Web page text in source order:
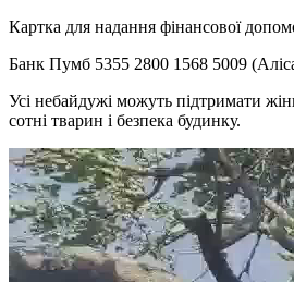
Картка для надання фінансової
Банк Пумб 5355 2800 1568 5009
Усі небайдужі можуть підтримати
сотні тварин і безпека будинку.